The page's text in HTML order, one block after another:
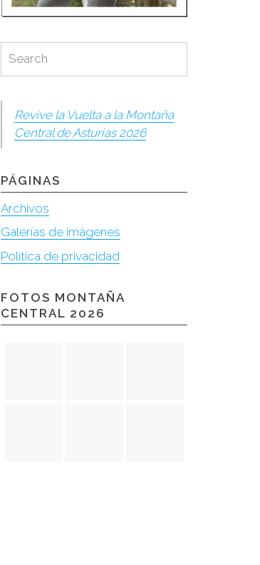
for:
Search
Revive la Vuelta a la Montaña
Central de Asturias 2026
PÁGINAS
Archivos
Galerías de imágenes
Política de privacidad
FOTOS MONTAÑA
CENTRAL 2026